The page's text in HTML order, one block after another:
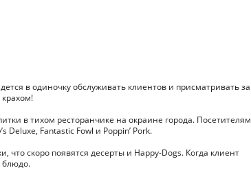
в одиночку обслуживать клиентов и присматривать за
в тихом ресторанчике на окраине города. Посетителям
Fantastic Fowl и Poppin’ Pork.
что скоро появятся десерты и Happy-Dogs. Когда клиент
блюдо.